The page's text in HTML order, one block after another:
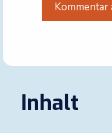
t
r
n
Inhalt